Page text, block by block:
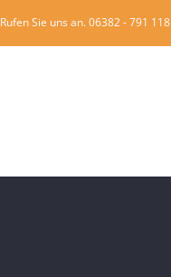
Rufen Sie uns an. 06382 - 791 118